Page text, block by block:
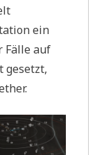
ein
Fälle auf
gesetzt,